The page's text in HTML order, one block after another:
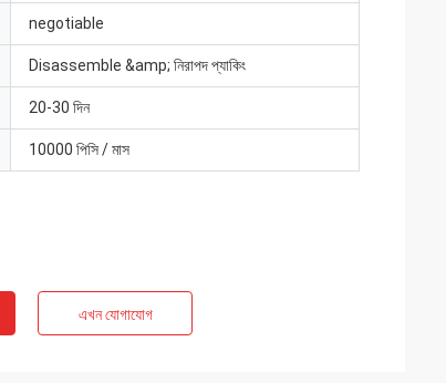
negotiable
Disassemble &amp; নিরাপদ প্যাকিং
20-30 দিন
10000 পিসি / মাস
এখন যোগাযোগ